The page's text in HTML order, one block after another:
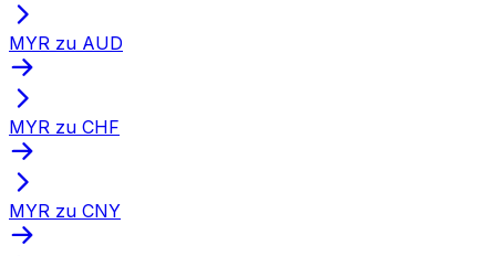
MYR zu AUD
MYR zu CHF
MYR zu CNY